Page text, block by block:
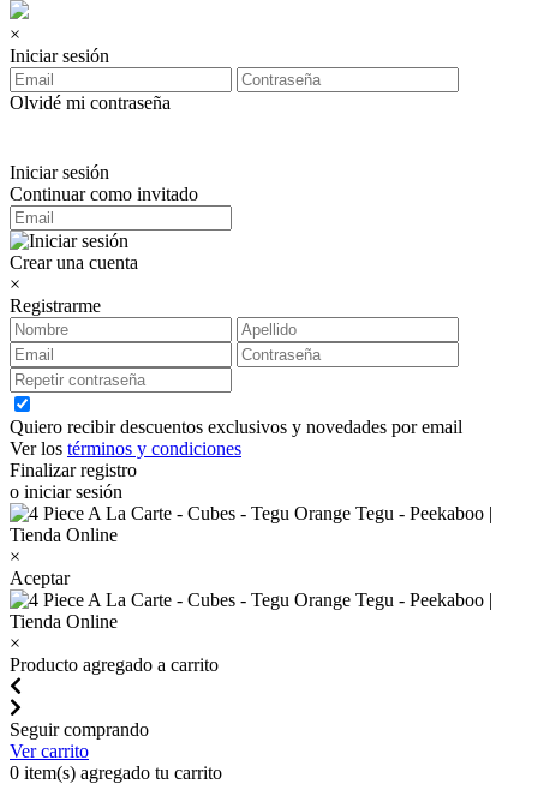
×
Iniciar sesión
Olvidé mi contraseña
Iniciar sesión
Continuar como invitado
Crear una cuenta
×
Registrarme
Quiero recibir descuentos exclusivos y novedades por email
Ver los términos y condiciones
Finalizar registro
o iniciar sesión
×
Aceptar
×
Producto agregado a carrito
Seguir comprando
Ver carrito
0 item(s) agregado tu carrito